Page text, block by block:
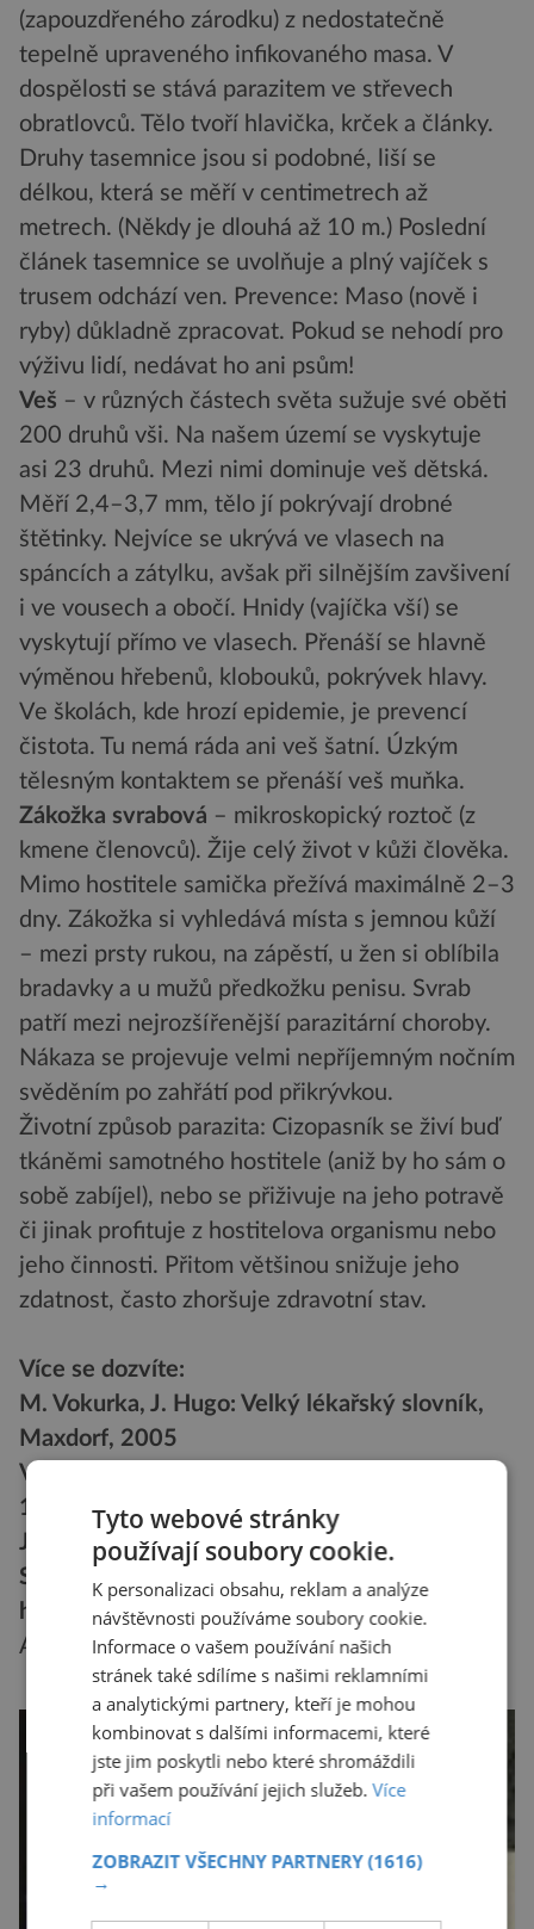
(zapouzdřeného zárodku) z nedostatečně
tepelně upraveného infikovaného masa. V
dospělosti se stává parazitem ve střevech
obratlovců. Tělo tvoří hlavička, krček a články.
Druhy tasemnice jsou si podobné, liší se
délkou, která se měří v centimetrech až
metrech. (Někdy je dlouhá až 10 m.) Poslední
článek tasemnice se uvolňuje a plný vajíček s
trusem odchází ven. Prevence: Maso (nově i
ryby) důkladně zpracovat. Pokud se nehodí pro
výživu lidí, nedávat ho ani psům!
Veš – v různých částech světa sužuje své oběti
200 druhů vši. Na našem území se vyskytuje
asi 23 druhů. Mezi nimi dominuje veš dětská.
Měří 2,4–3,7 mm, tělo jí pokrývají drobné
štětinky. Nejvíce se ukrývá ve vlasech na
spáncích a zátylku, avšak při silnějším zavšivení
i ve vousech a obočí. Hnidy (vajíčka vší) se
vyskytují přímo ve vlasech. Přenáší se hlavně
výměnou hřebenů, klobouků, pokrývek hlavy.
Ve školách, kde hrozí epidemie, je prevencí
čistota. Tu nemá ráda ani veš šatní. Úzkým
tělesným kontaktem se přenáší veš muňka.
Zákožka svrabová – mikroskopický roztoč (z
kmene členovců). Žije celý život v kůži člověka.
Mimo hostitele samička přežívá maximálně 2–3
dny. Zákožka si vyhledává místa s jemnou kůží
– mezi prsty rukou, na zápěstí, u žen si oblíbila
bradavky a u mužů předkožku penisu. Svrab
patří mezi nejrozšířenější parazitární choroby.
Nákaza se projevuje velmi nepříjemným nočním
svěděním po zahřátí pod přikrývkou.
Životní způsob parazita: Cizopasník se živí buď
tkáněmi samotného hostitele (aniž by ho sám o
sobě zabíjel), nebo se přiživuje na jeho potravě
či jinak profituje z hostitelova organismu nebo
jeho činnosti. Přitom většinou snižuje jeho
zdatnost, často zhoršuje zdravotní stav.
Více se dozvíte:
M. Vokurka, J. Hugo: Velký lékařský slovník,
Maxdorf, 2005
V.Corazza: Kniha o zdraví, Victoria Publishing
1999
J. Klimeš: Kapitoly z lékařské mikrobiologie,
SPN – UK Praha , 1975
http://cs.wikipedia.org/viki/Parazit
Autor: Milan Koukal
Tyto webové stránky
používají soubory cookie.
K personalizaci obsahu, reklam a analýze
návštěvnosti používáme soubory cookie.
Informace o vašem používání našich
stránek také sdílíme s našimi reklamními
a analytickými partnery, kteří je mohou
kombinovat s dalšími informacemi, které
jste jim poskytli nebo které shromáždili
při vašem používání jejich služeb.Více
informací
ZOBRAZIT VŠECHNY PARTNERY(1616)
→